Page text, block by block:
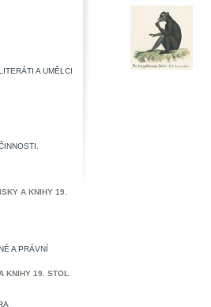
A UMĚLCI
A KNIHY 19.
A PRÁVNÍ
KNIHY 19. STOL